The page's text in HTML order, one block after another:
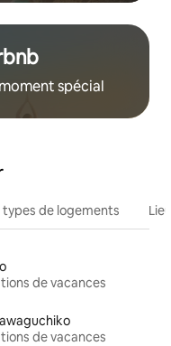
spécial
de logements
de vacances
de vacances